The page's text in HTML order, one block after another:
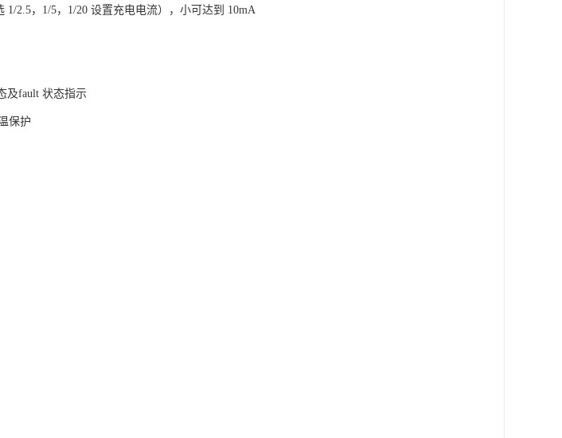
1/2.5，1/5，1/20 设置充电电流），小可达到 10mA
及fault 状态指示
保护